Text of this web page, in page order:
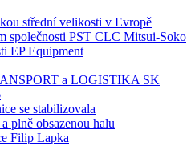
střední velikosti v Evropě
společnosti PST CLC Mitsui-Soko
EP Equipment
a LOGISTIKA SK
se stabilizovala
plně obsazenou halu
Filip Lapka